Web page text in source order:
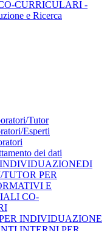
CURRICULARI -
e Ricerca
Tutor
Esperti
dei dati
PER
E
CO-
INDIVIDUAZIONE